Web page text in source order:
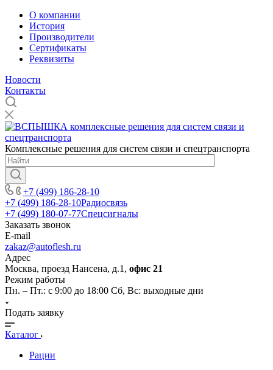
О компании
История
Производители
Сертификаты
Реквизиты
Новости
Контакты
Комплексные решения для систем связи и спецтранспорта
+7 (499) 186-28-10
+7 (499) 186-28-10Радиосвязь
+7 (499) 180-07-77Спецсигналы
Заказать звонок
E-mail
zakaz@autoflesh.ru
Адрес
Москва, проезд Нансена, д.1, офис 21
Режим работы
Пн. – Пт.: с 9:00 до 18:00 Cб, Вс: выходные дни
Подать заявку
Каталог
Рации